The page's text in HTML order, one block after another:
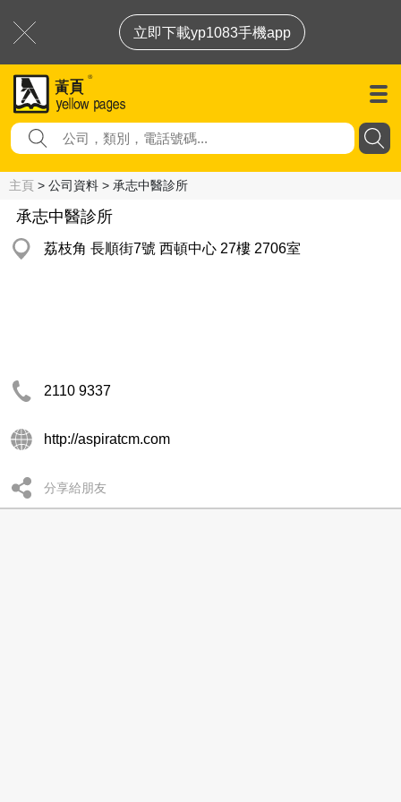
立即下載yp1083手機app
主頁 > 公司資料 > 承志中醫診所
承志中醫診所
荔枝角 長順街7號 西頓中心 27樓 2706室
2110 9337
http://aspiratcm.com
分享給朋友